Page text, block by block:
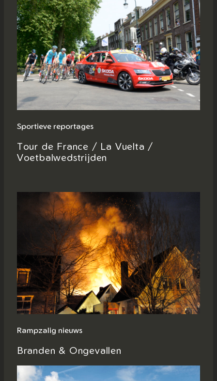
Sportieve reportages
Tour de France / La Vuelta /
Voetbalwedstrijden
Rampzalig nieuws
Branden & Ongevallen